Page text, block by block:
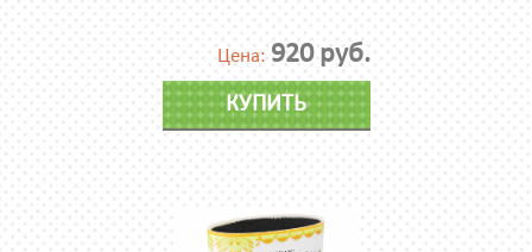
Цена: 920 руб.
КУПИТЬ